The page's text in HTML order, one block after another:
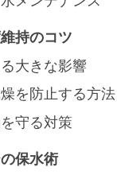
持のコツ
大きな影響
を防止する方法
守る対策
保水術